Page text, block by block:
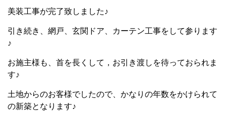
美装工事が完了致しました♪
引き続き、網戸、玄関ドア、カーテン工事をして参ります
♪
お施主様も、首を長くして，お引き渡しを待っておられま
す♪
土地からのお客様でしたので、かなりの年数をかけられて
の新築となります♪